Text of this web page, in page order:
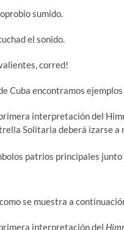
sumido.
el sonido.
corred!
Cuba encontramos
interpretación del
Solitaria deberá izarse a
patrios principales junto
se muestra a
interpretación del